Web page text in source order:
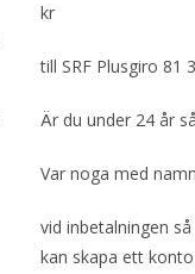
kr
till SRF Plusgiro 81
Är du under 24 år
Var noga med
vid inbetalningen
kan skapa ett